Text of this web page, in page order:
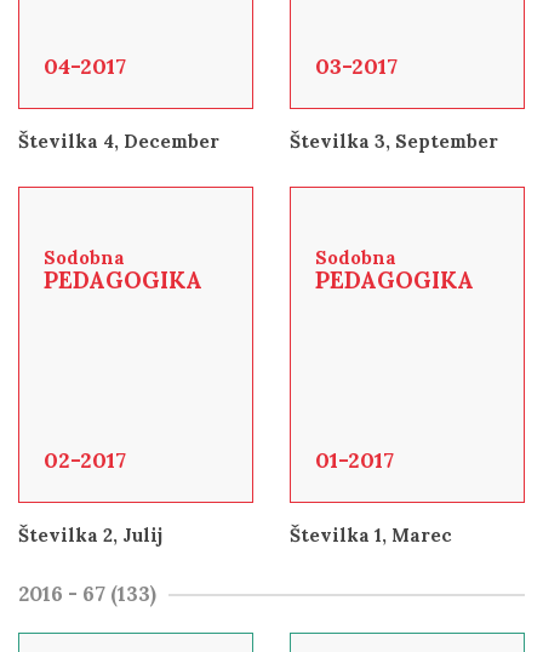
04-2017
Številka 4, December
03-2017
Številka 3, September
Sodobna
PEDAGOGIKA
02-2017
Številka 2, Julij
Sodobna
PEDAGOGIKA
01-2017
Številka 1, Marec
2016 - 67 (133)